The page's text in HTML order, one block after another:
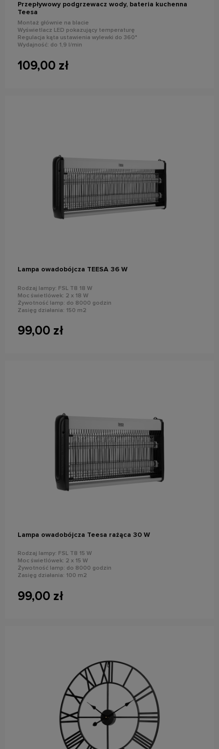
Przepływowy podgrzewacz wody, bateria kuchenna
Teesa
Montaż głównie na blacie
Wyświetlacz LED pokazujący temperaturę
Regulacja kąta ustawienia wylewki do 360°
Wydajność: do 1,9 l/min
109,00 zł
Lampa owadobójcza TEESA 36 W
Rodzaj lampy: FSL T8 18 W
Moc świetlówek: 2 x 18 W
Żywotność lamp: do 8000 godzin
Zasięg działania: 150 m2
99,00 zł
Lampa owadobójcza Teesa rażąca 30 W
Rodzaj lampy: FSL T8 15 W
Moc świetlówek: 2 x 15 W
Żywotność lamp: do 8000 godzin
Zasięg działania: 100 m2
99,00 zł
do koszyka